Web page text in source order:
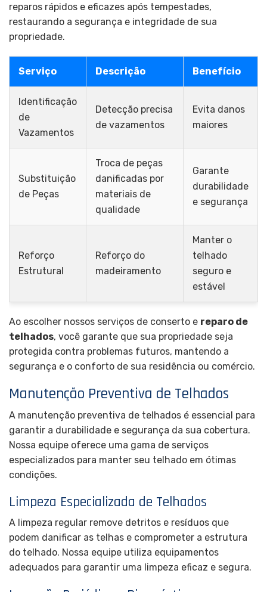
reparos rápidos e eficazes após tempestades,
restaurando a segurança e integridade de sua
propriedade.
Serviço Descrição Benefício
Identificação
de
Vazamentos
Detecção precisa
de vazamentos
Evita danos
maiores
Substituição
de Peças
Troca de peças
danificadas por
materiais de
qualidade
Garante
durabilidade
e segurança
Reforço
Estrutural
Reforço do
madeiramento
Manter o
telhado
seguro e
estável
Ao escolher nossos serviços de conserto e reparo de
telhados, você garante que sua propriedade seja
protegida contra problemas futuros, mantendo a
segurança e o conforto de sua residência ou comércio.
Manutenção Preventiva de Telhados
A manutenção preventiva de telhados é essencial para
garantir a durabilidade e segurança da sua cobertura.
Nossa equipe oferece uma gama de serviços
especializados para manter seu telhado em ótimas
condições.
Limpeza Especializada de Telhados
A limpeza regular remove detritos e resíduos que
podem danificar as telhas e comprometer a estrutura
do telhado. Nossa equipe utiliza equipamentos
adequados para garantir uma limpeza eficaz e segura.